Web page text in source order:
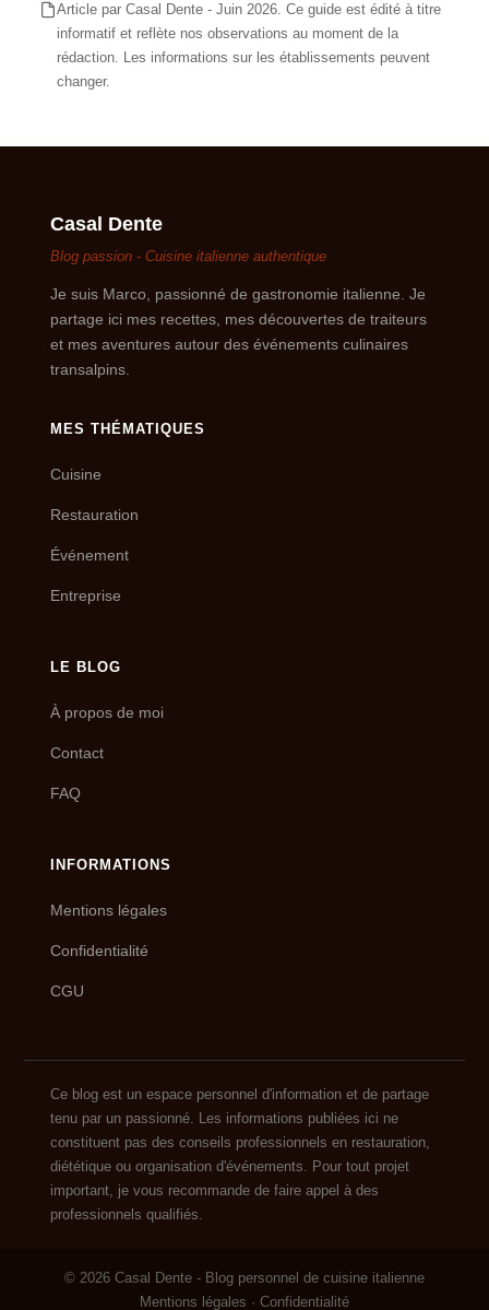
Article par Casal Dente - Juin 2026. Ce guide est édité à titre
informatif et reflète nos observations au moment de la
rédaction. Les informations sur les établissements peuvent
changer.
Casal Dente
Blog passion - Cuisine italienne authentique
Je suis Marco, passionné de gastronomie italienne. Je
partage ici mes recettes, mes découvertes de traiteurs
et mes aventures autour des événements culinaires
transalpins.
MES THÉMATIQUES
Cuisine
Restauration
Événement
Entreprise
LE BLOG
À propos de moi
Contact
FAQ
INFORMATIONS
Mentions légales
Confidentialité
CGU
Ce blog est un espace personnel d'information et de partage
tenu par un passionné. Les informations publiées ici ne
constituent pas des conseils professionnels en restauration,
diététique ou organisation d'événements. Pour tout projet
important, je vous recommande de faire appel à des
professionnels qualifiés.
© 2026 Casal Dente - Blog personnel de cuisine italienne
Mentions légales · Confidentialité